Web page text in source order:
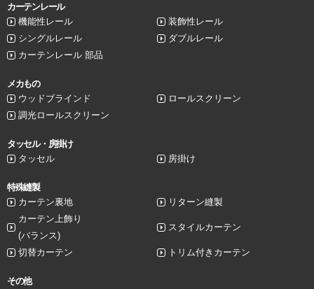
カーテンレール
機能性レール
装飾性レール
シングルレール
ダブルレール
カーテンレール 部品
メカもの
ウッドブラインド
ロールスクリーン
調光ロールスクリーン
タッセル・房掛け
タッセル
房掛け
特殊縫製
カーテン裏地
リターン縫製
カーテン上飾り
(バランス)
スタイルカーテン
切替カーテン トリム付きカーテン
その他